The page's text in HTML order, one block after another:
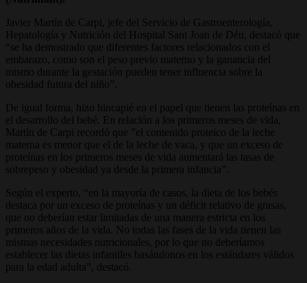
Javier Martín de Carpi, jefe del Servicio de Gastroenterología,
Hepatología y Nutrición del Hospital Sant Joan de Déu, destacó que
“se ha demostrado que diferentes factores relacionados con el
embarazo, como son el peso previo materno y la ganancia del
mismo durante la gestación pueden tener influencia sobre la
obesidad futura del niño”.
De igual forma, hizo hincapié en el papel que tienen las proteínas en
el desarrollo del bebé. En relación a los primeros meses de vida,
Martín de Carpi recordó que ”el contenido proteico de la leche
materna es menor que el de la leche de vaca, y que un exceso de
proteínas en los primeros meses de vida aumentará las tasas de
sobrepeso y obesidad ya desde la primera infancia”.
Según el experto, “en la mayoría de casos, la dieta de los bebés
destaca por un exceso de proteínas y un déficit relativo de grasas,
que no deberían estar limitadas de una manera estricta en los
primeros años de la vida. No todas las fases de la vida tienen las
mismas necesidades nutricionales, por lo que no deberíamos
establecer las dietas infantiles basándonos en los estándares válidos
para la edad adulta”, destacó.